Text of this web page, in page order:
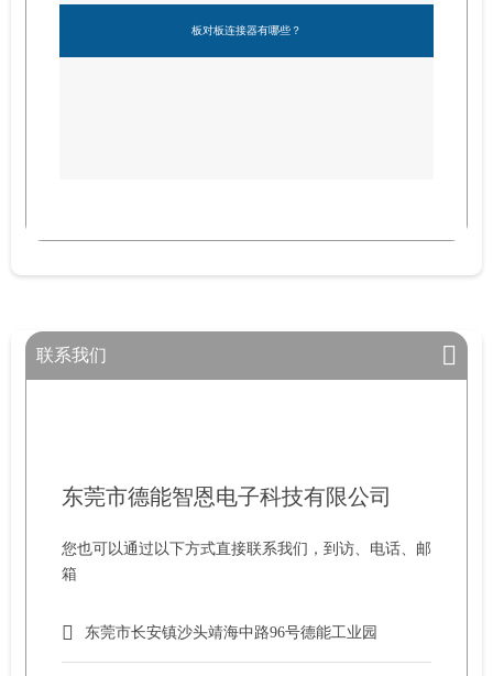
板对板连接器有哪些？
联系我们
东莞市德能智恩电子科技有限公司
您也可以通过以下方式直接联系我们，到访、电话、邮
箱
东莞市长安镇沙头靖海中路96号德能工业园